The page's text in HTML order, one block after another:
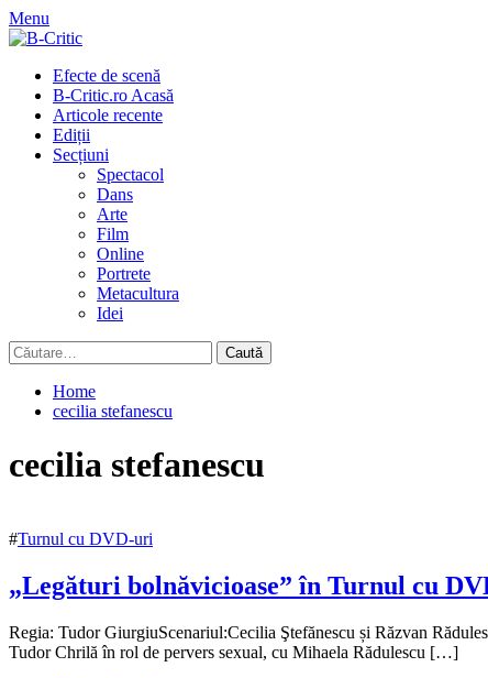
Skip
to
Menu
Primary
Menu
Efecte de scenă
B-Critic.ro Acasă
Articole recente
Ediții
Secțiuni
Spectacol
Dans
Arte
Film
Online
Portrete
Metacultura
Idei
Caută
după:
Home
cecilia stefanescu
cecilia stefanescu
#Turnul cu DVD-uri
„Legături bolnăvicioase” în Turnul cu
4
octombrie
Regia: Tudor GiurgiuScenariul:Cecilia Ştefănescu și Răzvan
Tudor Chrilă în rol de pervers sexual, cu Mihaela Rădulescu […]